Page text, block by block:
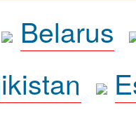
Belarus